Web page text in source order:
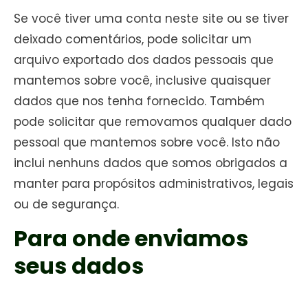
Se você tiver uma conta neste site ou se tiver
deixado comentários, pode solicitar um
arquivo exportado dos dados pessoais que
mantemos sobre você, inclusive quaisquer
dados que nos tenha fornecido. Também
pode solicitar que removamos qualquer dado
pessoal que mantemos sobre você. Isto não
inclui nenhuns dados que somos obrigados a
manter para propósitos administrativos, legais
ou de segurança.
Para onde enviamos
seus dados